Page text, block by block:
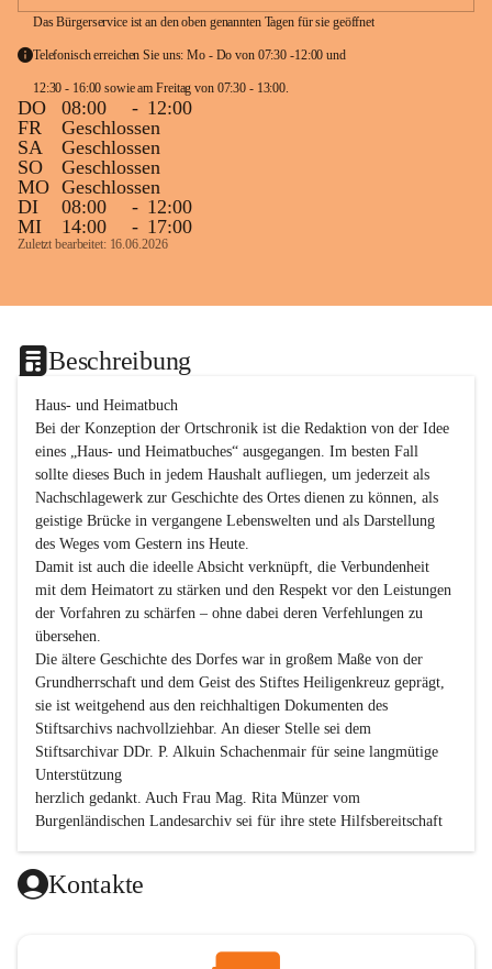
Das Bürgerservice ist an den oben genannten Tagen für sie geöffnet
Telefonisch erreichen Sie uns: Mo - Do von 07:30 -12:00 und
DO 08:00 - 12:00
FR
Geschlossen
SA
Geschlossen
SO
Geschlossen
MO Geschlossen
DI
08:00 - 12:00
MI
14:00 - 17:00
Zuletzt bearbeitet: 16.06.2026
Beschreibung
Haus- und Heimatbuch
Bei der Konzeption der Ortschronik ist die Redaktion von der Idee
eines „Haus- und Heimatbuches“ ausgegangen. Im besten Fall
sollte dieses Buch in jedem Haushalt aufliegen, um jederzeit als
Nachschlagewerk zur Geschichte des Ortes dienen zu können, als
geistige Brücke in vergangene Lebenswelten und als Darstellung
des Weges vom Gestern ins Heute.
Damit ist auch die ideelle Absicht verknüpft, die Verbundenheit
mit dem Heimatort zu stärken und den Respekt vor den Leistungen
der Vorfahren zu schärfen – ohne dabei deren Verfehlungen zu
übersehen.
Die ältere Geschichte des Dorfes war in großem Maße von der
Grundherrschaft und dem Geist des Stiftes Heiligenkreuz geprägt,
sie ist weitgehend aus den reichhaltigen Dokumenten des
Stiftsarchivs nachvollziehbar. An dieser Stelle sei dem
Stiftsarchivar DDr. P. Alkuin Schachenmair für seine langmütige
Unterstützung
herzlich gedankt. Auch Frau Mag. Rita Münzer vom
Burgenländischen Landesarchiv sei für ihre stete Hilfsbereitschaft
Dank gilt den Textautoren dieser Chronik, dem kleinen
Redaktionsteam, für die gute Zusammenarbeit.
gedankt werden, die durch ihre Erinnerungen, Informationen und
Kontakte